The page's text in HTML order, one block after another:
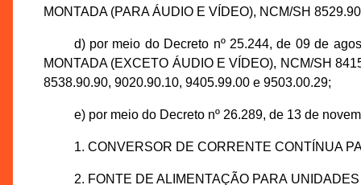
MONTADA (PARA ÁUDIO E VÍDEO), NCM/SH
d) por meio do Decreto nº 25.244, de 09 de
MONTADA (EXCETO ÁUDIO E VÍDEO), NCM/SH
8538.90.90, 9020.90.10, 9405.99.00 e 9503.00.29;
e) por meio do Decreto nº 26.289, de 13 de
1. CONVERSOR DE CORRENTE CONTÍNUA
2. FONTE DE ALIMENTAÇÃO PARA